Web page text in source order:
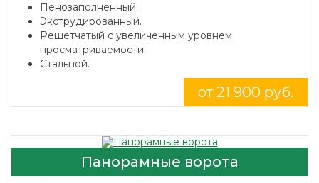
Пенозаполненный.
Экструдированный.
Решетчатый с увеличенным уровнем
просматриваемости.
Стальной.
от 21 900 руб.
Панорамные ворота